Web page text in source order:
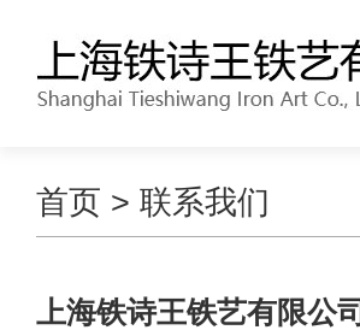
首页 > 联系我们
上海铁诗王铁艺有限公司